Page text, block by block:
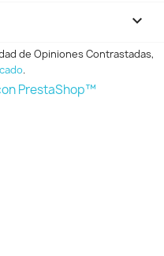
keyboard_arrow_down
de Opiniones Contrastadas,
.
PrestaShop™